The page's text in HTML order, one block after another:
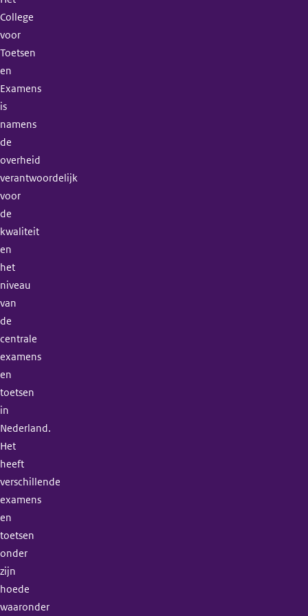
College
voor
Toetsen
en
Examens
is
namens
de
overheid
verantwoordelijk
voor
de
kwaliteit
en
het
niveau
van
de
centrale
examens
en
toetsen
in
Nederland.
Het
heeft
verschillende
examens
en
toetsen
onder
zijn
hoede
waaronder